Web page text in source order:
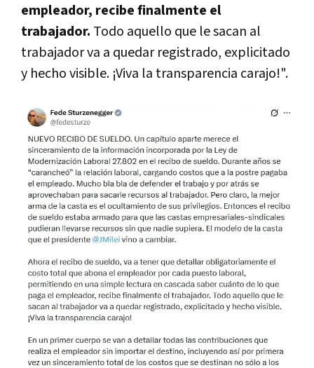
empleador, recibe finalmente el
trabajador. Todo aquello que le sacan al
trabajador va a quedar registrado, explicitado
y hecho visible. ¡Viva la transparencia carajo!".